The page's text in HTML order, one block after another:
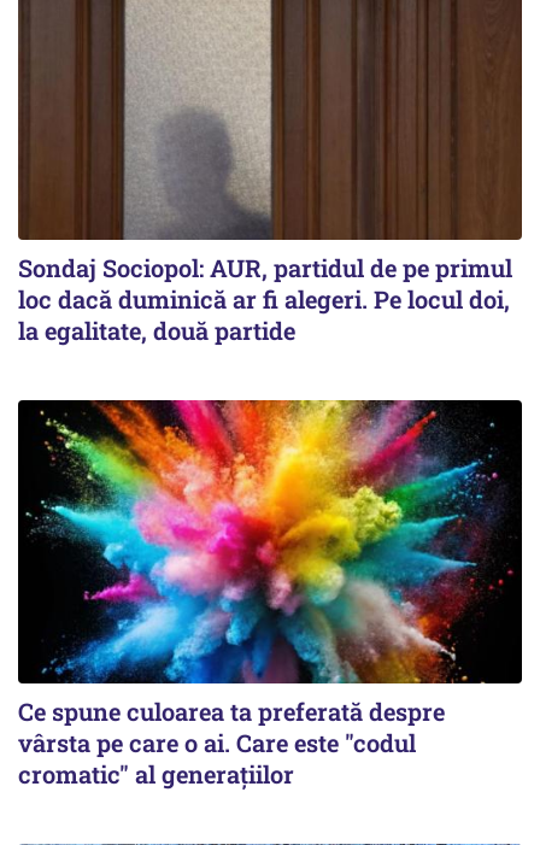
Sondaj Sociopol: AUR, partidul de pe primul
loc dacă duminică ar fi alegeri. Pe locul doi,
la egalitate, două partide
Ce spune culoarea ta preferată despre
vârsta pe care o ai. Care este "codul
cromatic" al generațiilor